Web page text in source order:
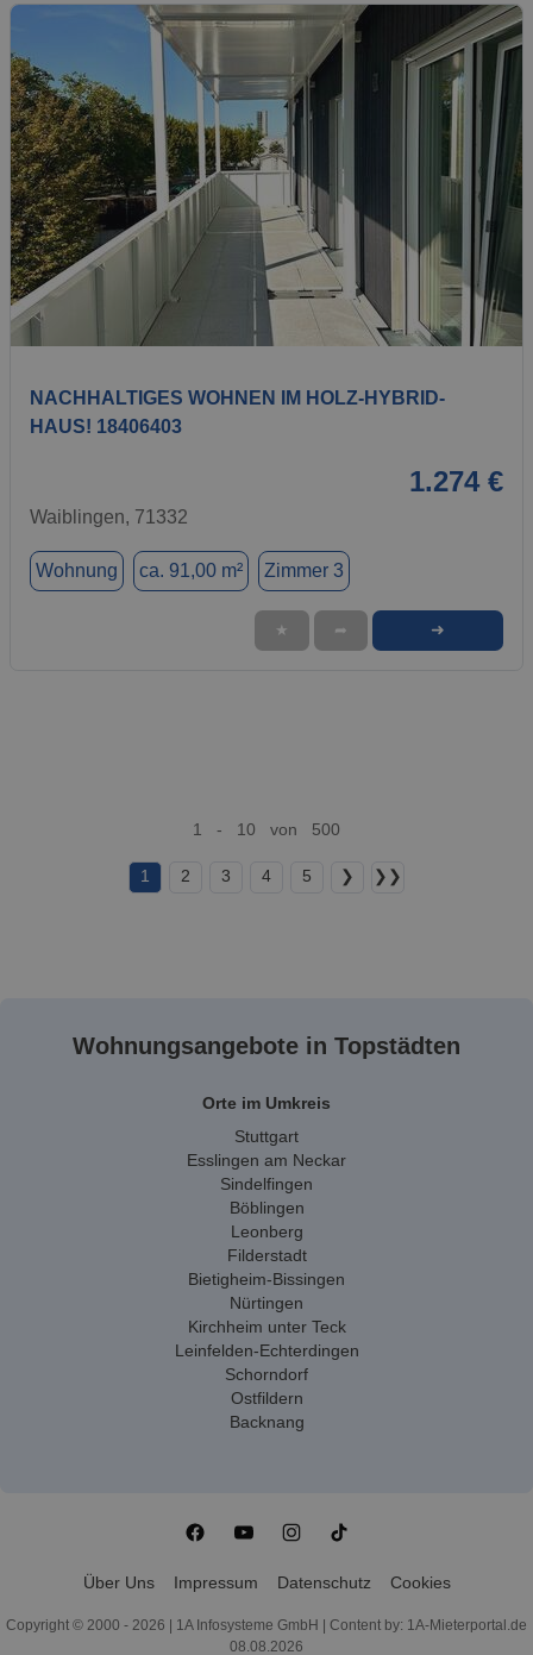
1 / 13
NACHHALTIGES WOHNEN IM HOLZ-HYBRID-
HAUS! 18406403
1.274 €
Waiblingen, 71332
Wohnung ca. 91,00 m² Zimmer 3
★ ➦ ➜
1 - 10 von 500
1 2 3 4 5 ❯ ❯❯
Wohnungsangebote in Topstädten
Orte im Umkreis
Stuttgart
Esslingen am Neckar
Sindelfingen
Böblingen
Leonberg
Filderstadt
Bietigheim-Bissingen
Nürtingen
Kirchheim unter Teck
Leinfelden-Echterdingen
Schorndorf
Ostfildern
Backnang
Über Uns Impressum Datenschutz Cookies
Copyright © 2000 - 2026 | 1A Infosysteme GmbH | Content by: 1A-Mieterportal.de
08.08.2026